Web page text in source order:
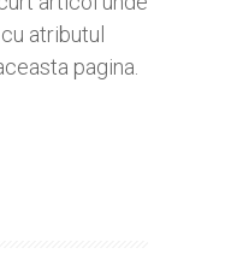
atributul
pagina.